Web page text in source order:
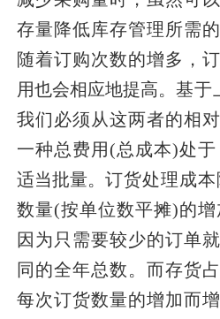
存量降低库存管理所需
随着订购次数的增多，
用也会相应地提高。基于
我们必须从这两者的相
一种总费用(总成本)处于
适当批量。订货处理成
数量(按单位数平摊)的增
因为只需要较少的订单
同的全年总数。而存货
每次订货数量的增加而